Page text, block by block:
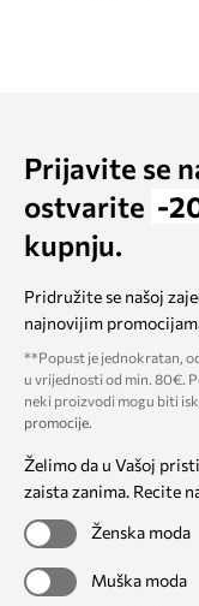
Prijavite se
ostvarite -
kupnju.
Pridružite se našoj
najnovijim
**Popust je jednokratan,
u vrijednosti od min. 80€.
neki proizvodi mogu biti
promocije.
Želimo da u Vašoj
zaista zanima. Recite
Ženska moda
Muška moda